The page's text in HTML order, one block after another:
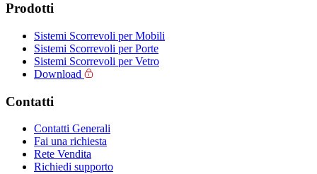
Prodotti
Sistemi Scorrevoli per Mobili
Sistemi Scorrevoli per Porte
Sistemi Scorrevoli per Vetro
Download
Contatti
Contatti Generali
Fai una richiesta
Rete Vendita
Richiedi supporto